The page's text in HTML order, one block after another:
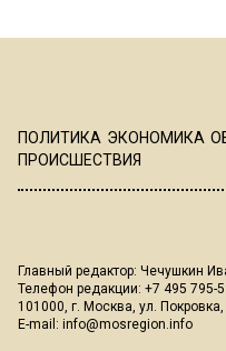
ПОЛИТИКА ЭКОНОМИКА
ПРОИСШЕСТВИЯ
Главный редактор: Чечушкин
Телефон редакции: +7 495 795-
101000, г. Москва, ул.
E-mail: info@mosregion.info